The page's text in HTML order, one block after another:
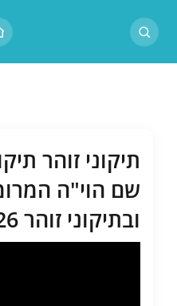
לתוכן
תיקוני זוהר
שם הוי"ה
ובתיקוני זוהר 10/2/26